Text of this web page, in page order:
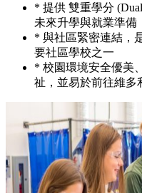
* 提供 雙重學分
未來升學與就業準備
* 與社區緊密連結，
要社區學校之一
* 校園環境安全優美
祉，並易於前往維多